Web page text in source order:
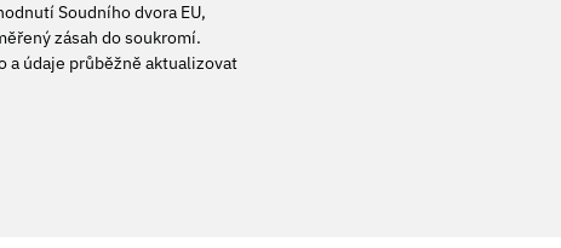
Soudního dvora EU,
zásah do soukromí.
a údaje průběžně aktualizovat